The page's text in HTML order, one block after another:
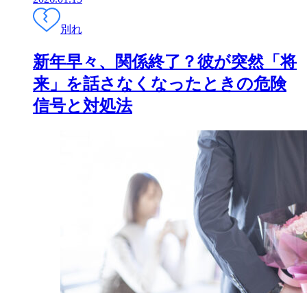
別れ
新年早々、関係終了？彼が突然「将
来」を話さなくなったときの危険
信号と対処法